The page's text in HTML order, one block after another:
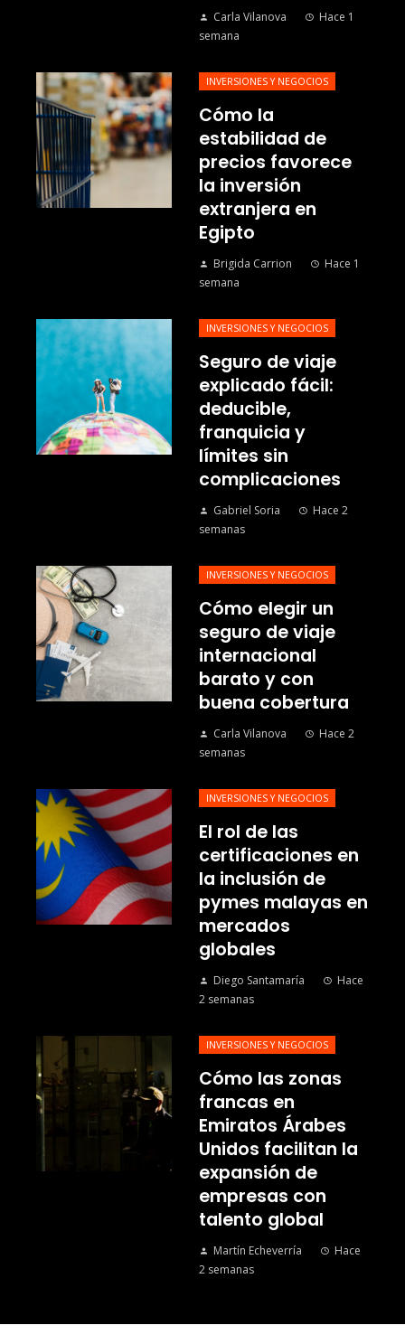
Carla Vilanova
Hace 1
semana
INVERSIONES Y NEGOCIOS
Cómo la
estabilidad de
precios favorece
la inversión
extranjera en
Egipto
Brigida Carrion
Hace 1
semana
INVERSIONES Y NEGOCIOS
Seguro de viaje
explicado fácil:
deducible,
franquicia y
límites sin
complicaciones
Gabriel Soria
Hace 2
semanas
INVERSIONES Y NEGOCIOS
Cómo elegir un
seguro de viaje
internacional
barato y con
buena cobertura
Carla Vilanova
Hace 2
semanas
INVERSIONES Y NEGOCIOS
El rol de las
certificaciones en
la inclusión de
pymes malayas en
mercados
globales
Diego Santamaría
Hace
2 semanas
INVERSIONES Y NEGOCIOS
Cómo las zonas
francas en
Emiratos Árabes
Unidos facilitan la
expansión de
empresas con
talento global
Martín Echeverría
Hace
2 semanas